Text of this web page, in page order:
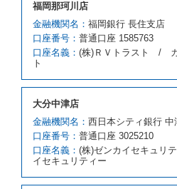
クラスを除き予約時と同一の
携先の代替レンタカーを貸し
お、代替レンタカーの貸渡料
スの貸渡料金より高くなると
スの貸渡料金によるものとし
借受人は、第１項の代替レン
を拒絶し、予約を取り消すこ
す。
前項の場合、第１項の貸渡し
因が、当社の責に帰する事由
４項の予約の取消しとして取
予約申込金を返還するものと
福岡那珂川店
金融機関名： 福岡銀行 長住支店
口座番号： 普通口座 1585763
口座名義： (株)ＲＶトラスト / カ
ト
大分中津店
金融機関名： 西日本シティ銀行 中
口座番号： 普通口座 3025210
口座名義： (株)ゼンカイセキュ
イセキュリティー